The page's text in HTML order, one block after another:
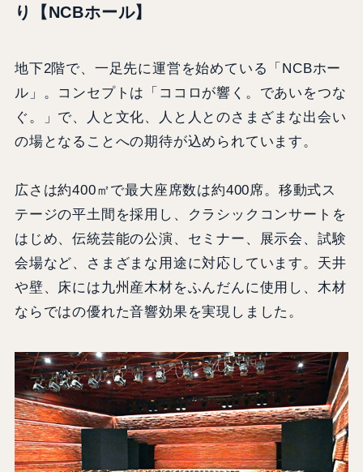
り【NCBホール】
地下2階で、一足先に運営を始めている「NCBホー
ル」。コンセプトは「ココロが響く。であいをつな
ぐ。」で、人と文化、人と人とのさまざまな出会い
の場となることへの期待が込められています。
広さは約400㎡で最大座席数は約400席。移動式ス
テージの平土間を採用し、クラシックコンサートを
はじめ、伝統芸能の公演、セミナー、展示会、試験
会場など、さまざまな用途に対応しています。天井
や壁、床には九州産木材をふんだんに使用し、木材
ならではの優れた音響効果を実現しました。